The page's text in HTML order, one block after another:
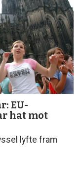
EU-
hat mot
lyfte fram